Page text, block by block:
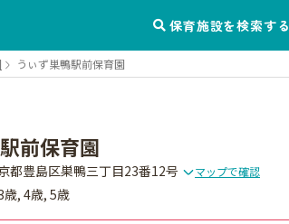
保育施設を検索する
うぃず巣鴨駅前保育園
前保育園
都豊島区巣鴨三丁目23番12号 マップで確認
歳, 4歳, 5歳